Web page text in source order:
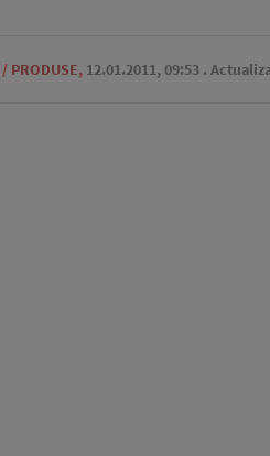
/ PRODUSE, 12.01.2011, 09:53 .